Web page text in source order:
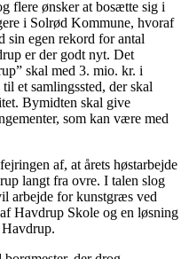
flere ønsker at bosætte sig i
i Solrød Kommune, hvoraf
sin egen rekord for antal
er der godt nyt. Det
skal med 3. mio. kr. i
et samlingssted, der skal
Bymidten skal give
som kan være med
af, at årets høstarbejde
langt fra ovre. I talen slog
arbejde for kunstgræs ved
Havdrup Skole og en løsning